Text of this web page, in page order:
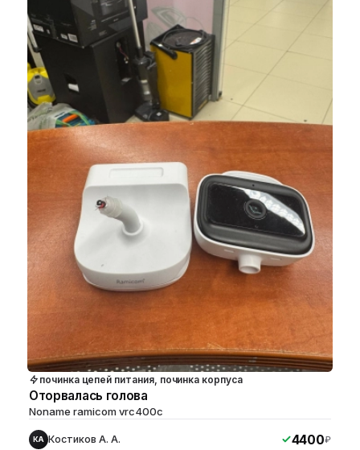
починка цепей питания, починка корпуса
Оторвалась голова
Noname ramicom vrc400c
КА Костиков А. А. 4400₽